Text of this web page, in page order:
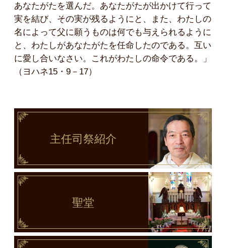
あなたがたを選んだ。あなたがたが出かけて行って
実を結び、その実が残るようにと、また、わたしの
名によって父に願うものは何でも与えられるように
と、わたしがあなたがたを任命したのである。互い
に愛し合いなさい。これがわたしの命令である。」
（ヨハネ15・9－17）
主任司祭紹介
聖堂